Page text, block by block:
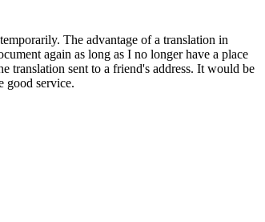
The advantage of a translation in
again as long as I no longer have a place
translation sent to a friend's address. It would be
good service.